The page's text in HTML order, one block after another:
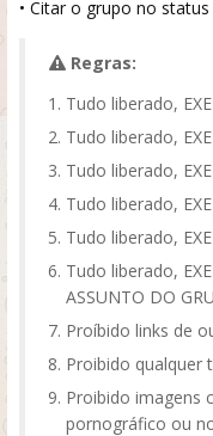
• Citar o grupo no status
Regras:
Tudo liberado,
Tudo liberado,
Tudo liberado,
Tudo liberado,
Tudo liberado,
Tudo liberado,
ASSUNTO DO
Proíbido links de
Proibido qualquer
Proibido imagens
pornográfico ou